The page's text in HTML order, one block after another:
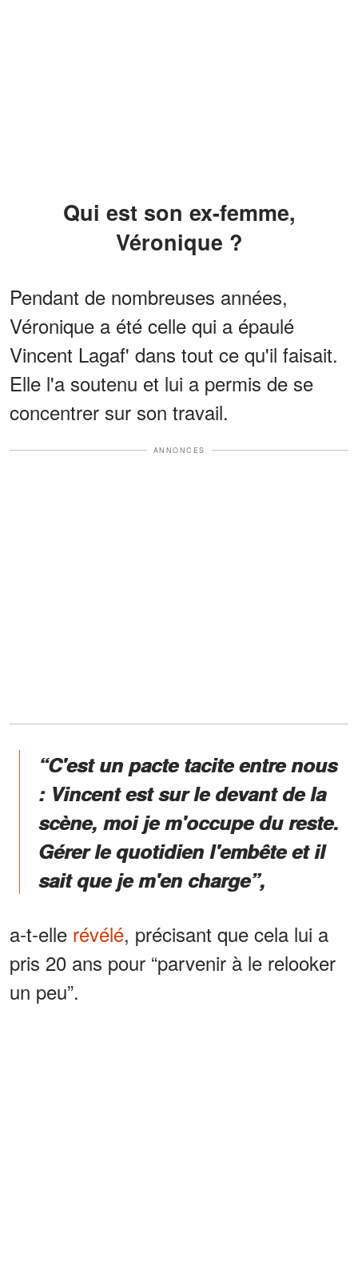
Qui est son ex-femme,
Véronique ?
Pendant de nombreuses années,
Véronique a été celle qui a épaulé
Vincent Lagaf' dans tout ce qu'il faisait.
Elle l'a soutenu et lui a permis de se
concentrer sur son travail.
ANNONCES
“C'est un pacte tacite entre nous
: Vincent est sur le devant de la
scène, moi je m'occupe du reste.
Gérer le quotidien l'embête et il
sait que je m'en charge”,
a-t-elle révélé, précisant que cela lui a
pris 20 ans pour “parvenir à le relooker
un peu”.